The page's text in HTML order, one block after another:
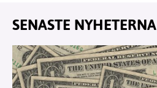
SENASTE NYHETERNA